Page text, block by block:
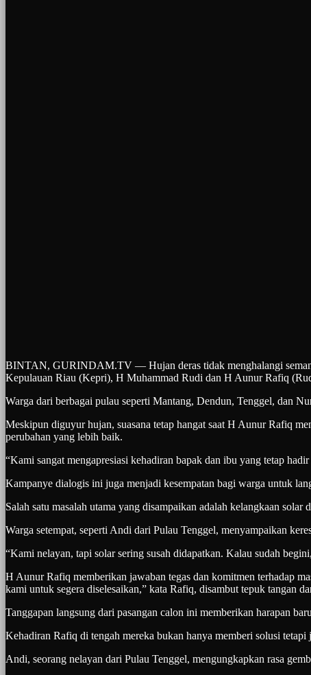
BINTAN, GURINDAM.TV — Hujan deras tidak menghalangi
Kepulauan Riau (Kepri), H Muhammad Rudi dan H Aunur Rafiq
Warga dari berbagai pulau seperti Mantang, Dendun, Tenggel, dan
Meskipun diguyur hujan, suasana tetap hangat saat H Aunur Rafiq
perubahan yang lebih baik.
“Kami sangat mengapresiasi kehadiran bapak dan ibu yang tetap
Kampanye dialogis ini juga menjadi kesempatan bagi warga untuk
Salah satu masalah utama yang disampaikan adalah kelangkaan
Warga setempat, seperti Andi dari Pulau Tenggel, menyampaikan
“Kami nelayan, tapi solar sering susah didapatkan. Kalau sudah
H Aunur Rafiq memberikan jawaban tegas dan komitmen terhadap
kami untuk segera diselesaikan,” kata Rafiq, disambut tepuk tangan
Tanggapan langsung dari pasangan calon ini memberikan harapan
Kehadiran Rafiq di tengah mereka bukan hanya memberi solusi
Andi, seorang nelayan dari Pulau Tenggel, mengungkapkan rasa